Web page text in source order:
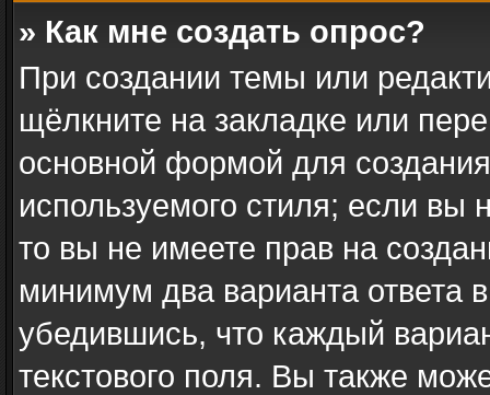
» Как мне создать опрос?
При создании темы или
щёлкните на закладке или
основной формой для
используемого стиля; если вы
то вы не имеете прав на
минимум два варианта ответа
убедившись, что каждый
текстового поля. Вы также